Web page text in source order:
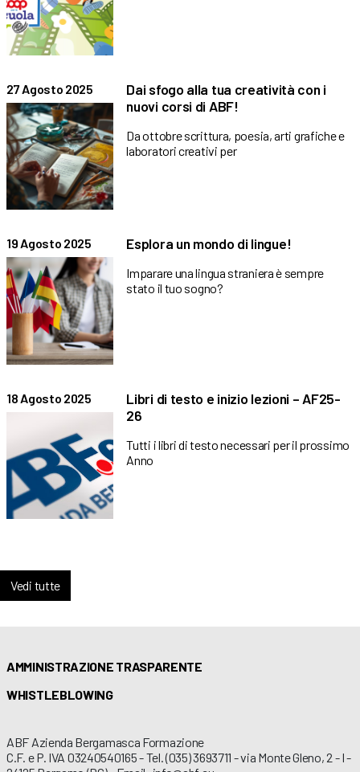
27 Agosto 2025
Dai sfogo alla tua creatività con i
nuovi corsi di ABF!
Da ottobre scrittura, poesia, arti grafiche e
laboratori creativi per
19 Agosto 2025 Esplora un mondo di lingue!
Imparare una lingua straniera è sempre
stato il tuo sogno?
18 Agosto 2025
Libri di testo e inizio lezioni – AF25-
26
Tutti i libri di testo necessari per il prossimo
Anno
Vedi tutte
AMMINISTRAZIONE TRASPARENTE
WHISTLEBLOWING
ABF Azienda Bergamasca Formazione
C.F. e P. IVA 03240540165 - Tel. (035) 3693711 - via Monte Gleno, 2 - I -